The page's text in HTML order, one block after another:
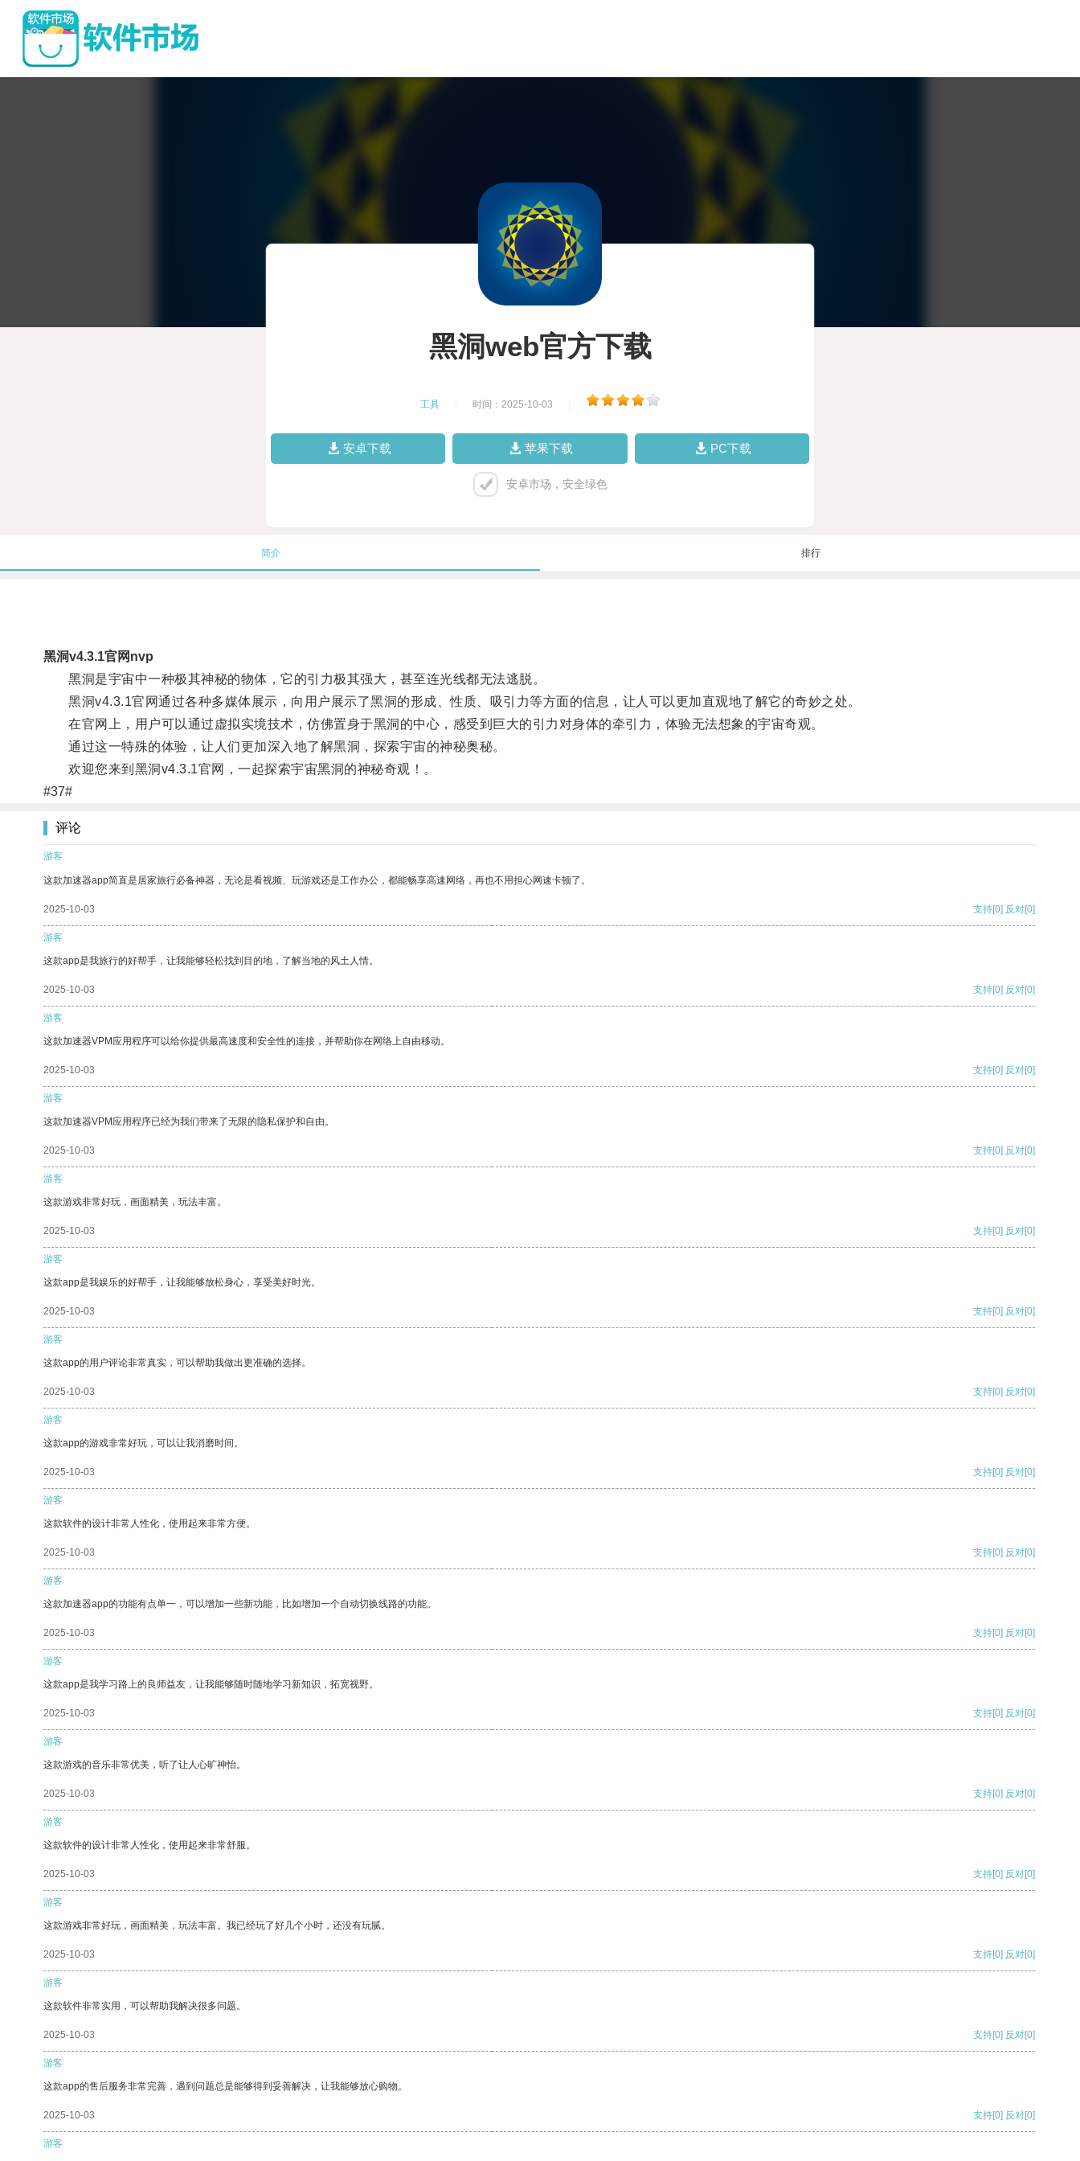
黑洞web官方下载
工具 时间：2025-10-03
安卓下载 苹果下载 PC下载
安卓市场，安全绿色
简介 排行
黑洞v4.3.1官网nvp
黑洞是宇宙中一种极其神秘的物体，它的引力极其强大，甚至连光线都无法逃脱。
黑洞v4.3.1官网通过各种多媒体展示，向用户展示了黑洞的形成、性质、吸引力等方面的信息，让人可以更加直观地了解它的奇妙之处。
在官网上，用户可以通过虚拟实境技术，仿佛置身于黑洞的中心，感受到巨大的引力对身体的牵引力，体验无法想象的宇宙奇观。
通过这一特殊的体验，让人们更加深入地了解黑洞，探索宇宙的神秘奥秘。
欢迎您来到黑洞v4.3.1官网，一起探索宇宙黑洞的神秘奇观！。
#37#
评论
游客
这款加速器app简直是居家旅行必备神器，无论是看视频、玩游戏还是工作办公，都能畅享高速网络，再也不用担心网速卡顿了。
2025-10-03 支持[0] 反对[0]
游客
这款app是我旅行的好帮手，让我能够轻松找到目的地，了解当地的风土人情。
2025-10-03 支持[0] 反对[0]
游客
这款加速器VPM应用程序可以给你提供最高速度和安全性的连接，并帮助你在网络上自由移动。
2025-10-03 支持[0] 反对[0]
游客
这款加速器VPM应用程序已经为我们带来了无限的隐私保护和自由。
2025-10-03 支持[0] 反对[0]
游客
这款游戏非常好玩，画面精美，玩法丰富。
2025-10-03 支持[0] 反对[0]
游客
这款app是我娱乐的好帮手，让我能够放松身心，享受美好时光。
2025-10-03 支持[0] 反对[0]
游客
这款app的用户评论非常真实，可以帮助我做出更准确的选择。
2025-10-03 支持[0] 反对[0]
游客
这款app的游戏非常好玩，可以让我消磨时间。
2025-10-03 支持[0] 反对[0]
游客
这款软件的设计非常人性化，使用起来非常方便。
2025-10-03 支持[0] 反对[0]
游客
这款加速器app的功能有点单一，可以增加一些新功能，比如增加一个自动切换线路的功能。
2025-10-03 支持[0] 反对[0]
游客
这款app是我学习路上的良师益友，让我能够随时随地学习新知识，拓宽视野。
2025-10-03 支持[0] 反对[0]
游客
这款游戏的音乐非常优美，听了让人心旷神怡。
2025-10-03 支持[0] 反对[0]
游客
这款软件的设计非常人性化，使用起来非常舒服。
2025-10-03 支持[0] 反对[0]
游客
这款游戏非常好玩，画面精美，玩法丰富。我已经玩了好几个小时，还没有玩腻。
2025-10-03 支持[0] 反对[0]
游客
这款软件非常实用，可以帮助我解决很多问题。
2025-10-03 支持[0] 反对[0]
游客
这款app的售后服务非常完善，遇到问题总是能够得到妥善解决，让我能够放心购物。
2025-10-03 支持[0] 反对[0]
游客